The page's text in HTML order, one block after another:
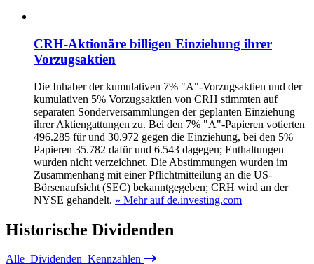
CRH-Aktionäre billigen Einziehung ihrer
Vorzugsaktien
Die Inhaber der kumulativen 7% "A"-Vorzugsaktien und der
kumulativen 5% Vorzugsaktien von CRH stimmten auf
separaten Sonderversammlungen der geplanten Einziehung
ihrer Aktiengattungen zu. Bei den 7% "A"-Papieren votierten
496.285 für und 30.972 gegen die Einziehung, bei den 5%
Papieren 35.782 dafür und 6.543 dagegen; Enthaltungen
wurden nicht verzeichnet. Die Abstimmungen wurden im
Zusammenhang mit einer Pflichtmitteilung an die US-
Börsenaufsicht (SEC) bekanntgegeben; CRH wird an der
NYSE gehandelt. » Mehr auf de.investing.com
Historische Dividenden
Alle Dividenden Kennzahlen